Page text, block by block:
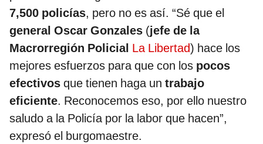
7,500 policías, pero no es así. “Sé que el
general Oscar Gonzales (jefe de la
Macrorregión Policial La Libertad) hace los
mejores esfuerzos para que con los pocos
efectivos que tienen haga un trabajo
eficiente. Reconocemos eso, por ello nuestro
saludo a la Policía por la labor que hacen”,
expresó el burgomaestre.